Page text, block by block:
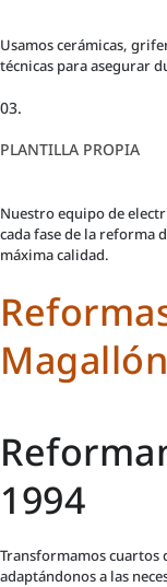
Usamos cerámicas,
técnicas para asegurar
03.
PLANTILLA PROPIA
Nuestro equipo de
cada fase de la reforma
máxima calidad.
Magallón
1994
Transformamos cuartos
adaptándonos a las